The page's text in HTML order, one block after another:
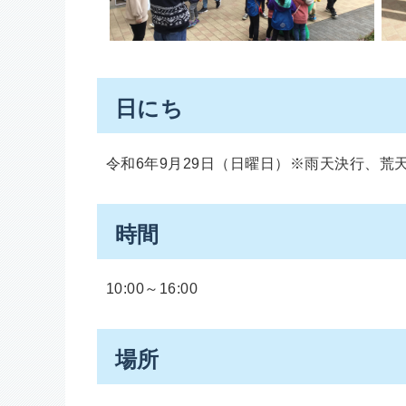
日にち
令和6年9月29日（日曜日）※雨天決行、荒
時間
10:00～16:00
場所